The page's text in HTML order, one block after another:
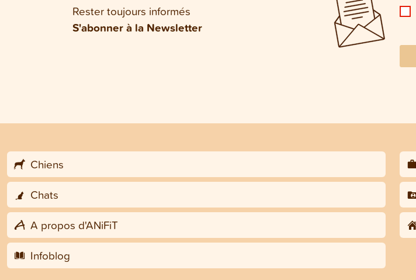
Rester toujours informés
S'abonner à la Newsletter
Chiens
Chats
A propos d'ANiFiT
Infoblog